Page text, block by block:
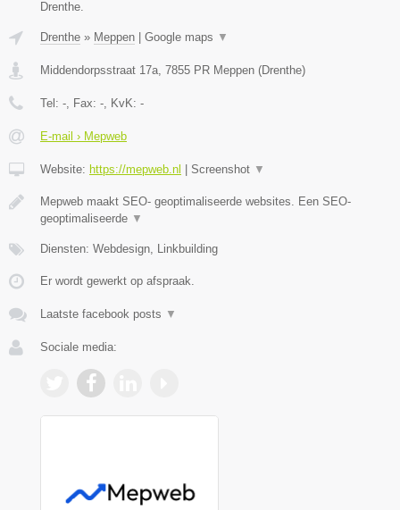
Drenthe.
Drenthe » Meppen Google maps ▼
Middendorpsstraat 17a 7855 PR Meppen (Drenthe)
Tel: - , Fax: - , KvK: -
E-mail › Mepweb
Website: https://mepweb.nl Screenshot ▼
Mepweb maakt SEO- geoptimaliseerde websites. Een SEO-
geoptimaliseerde ▼
Diensten: Webdesign, Linkbuilding
Er wordt gewerkt op afspraak.
Laatste facebook posts ▼
Sociale media: